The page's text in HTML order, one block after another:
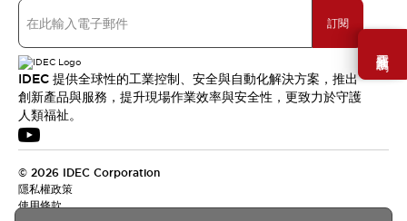
需要幫助嗎？
訂閱
IDEC 提供全球性的工業控制、安全與自動化解決方案，推出
創新產品與服務，提升現場作業效率與安全性，更致力於守護
人類福祉。
© 2026 IDEC Corporation
隱私權政策
使用條款